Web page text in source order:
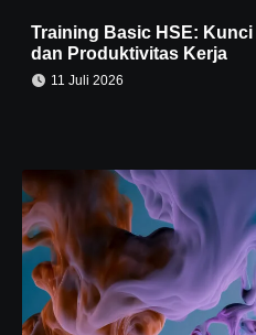
Training Basic HSE:
dan Produktivitas Kerja
11 Juli 2026